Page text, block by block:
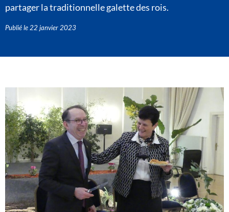
partager la traditionnelle galette des rois.
Publié le 22 janvier 2023